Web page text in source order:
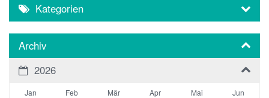
Kategorien
Archiv
2026
Jan Feb Mär Apr Mai
Jun